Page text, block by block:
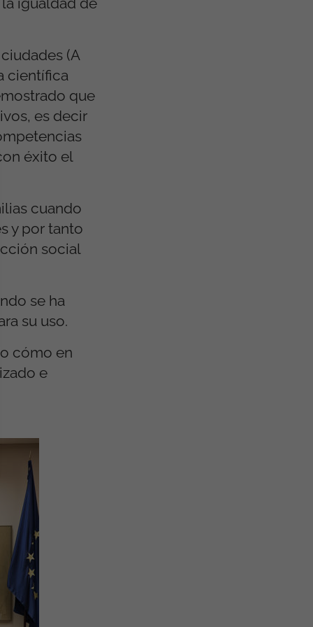
(A
científica
que
es decir
éxito el
cuando
y por tanto
social
se ha
su uso.
cómo en
e